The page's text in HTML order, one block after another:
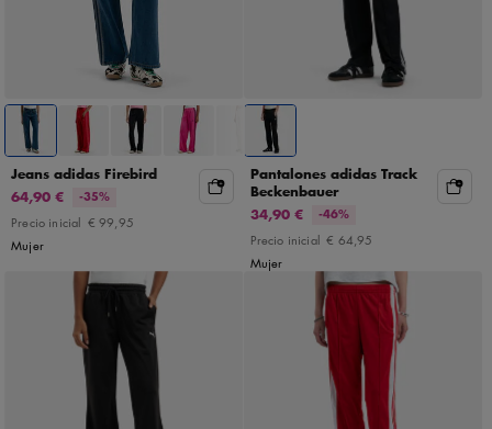
Jeans adidas Firebird
64,90 €
-35%
Precio inicial € 99,95
Mujer
Pantalones adidas Track
Beckenbauer
34,90 €
-46%
Precio inicial € 64,95
Mujer